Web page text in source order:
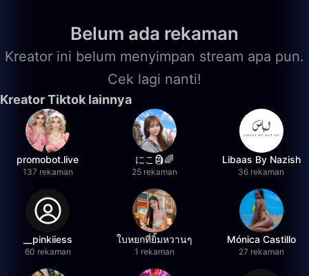
Belum ada rekaman
Kreator ini belum menyimpan stream apa pun.
Cek lagi nanti!
Kreator Tiktok lainnya
promobot.live
137 rekaman
にこ🗿🌈
25 rekaman
Libaas By Nazish
36 rekaman
__pinkiiess
60 rekaman
ใบหยกที่ยิ้มหวานๆ
1 rekaman
Mónica Castillo
27 rekaman